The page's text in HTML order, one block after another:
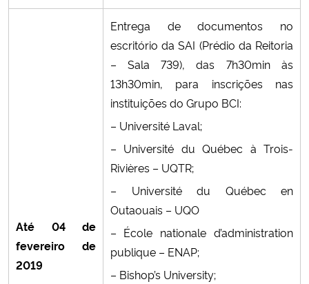
Até 04 de
fevereiro de
2019
Entrega de documentos no
escritório da SAI (Prédio da Reitoria
– Sala 739), das 7h30min às
13h30min, para inscrições nas
instituições do Grupo BCI:
– Université Laval;
– Université du Québec à Trois-
Rivières – UQTR;
– Université du Québec en
Outaouais – UQO
– École nationale d’administration
publique – ENAP;
– Bishop’s University;